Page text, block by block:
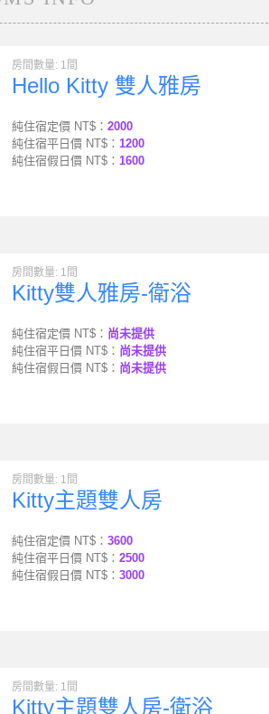
房間數量: 1間
Hello Kitty 雙人雅房
純住宿定價 NT$： 2000
純住宿平日價 NT$： 1200
純住宿假日價 NT$： 1600
房間數量: 1間
Kitty雙人雅房-衛浴
純住宿定價 NT$： 尚未提供
純住宿平日價 NT$： 尚未提供
純住宿假日價 NT$： 尚未提供
房間數量: 1間
Kitty主題雙人房
純住宿定價 NT$： 3600
純住宿平日價 NT$： 2500
純住宿假日價 NT$： 3000
房間數量: 1間
Kitty主題雙人房-衛浴